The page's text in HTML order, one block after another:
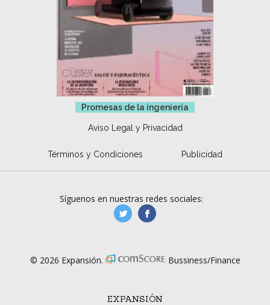
Promesas de la ingeniería
Aviso Legal y Privacidad
Términos y Condiciones Publicidad
EXPANSIÓN
Síguenos en nuestras redes sociales:
manufacturaGE
© 2026 Expansión. Bussiness/Finance